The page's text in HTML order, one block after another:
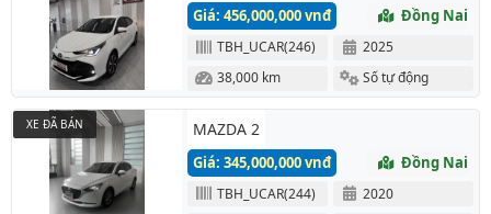
Giá: 456,000,000 vnđ Đồng Nai
TBH_UCAR(246)
2025
38,000 km
Số tự động
MAZDA 2
Giá: 345,000,000 vnđ Đồng Nai
TBH_UCAR(244)
2020
XE ĐÃ BÁN